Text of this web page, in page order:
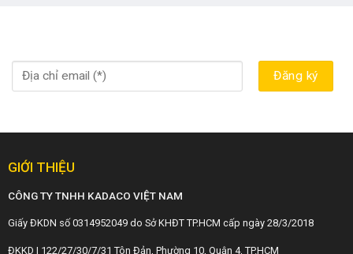
GIỚI THIỆU
CÔNG TY TNHH KADACO VIỆT NAM
Giấy ĐKDN số 0314952049 do Sở KHĐT TP.HCM cấp ngày 28/3/2018
ĐKKD | 122/27/30/7/31 Tôn Đản, Phường 10, Quận 4, TP.HCM